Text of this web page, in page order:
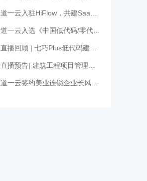
道一云入驻HiFlow，共建SaaS繁荣生态
道一云入选《中国低代码/零代码行业研究报告》
直播回顾 | 七巧Plus低代码建筑工程行业项目管理方案
直播预告| 建筑工程项目管理方案，4大模块专项拆解
道一云签约美业连锁企业长风国际，助力企业打造高效人事管理